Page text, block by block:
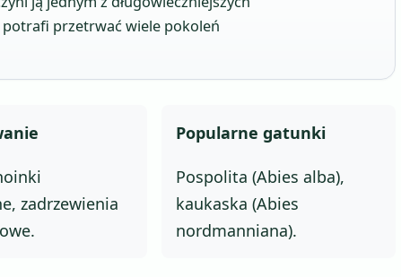
przetrwać wiele pokoleń
zadrzewienia
Popularne gatunki
Pospolita (Abies alba),
kaukaska (Abies
nordmanniana).